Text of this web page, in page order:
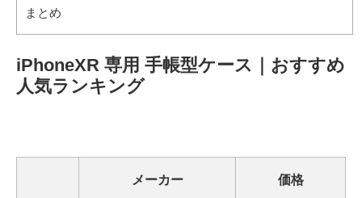
まとめ
iPhoneXR 専用 手帳型ケース｜おすすめ
人気ランキング
メーカー 価格